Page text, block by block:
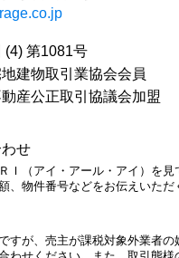
(4) 第1081号
建物取引業協会会員
産公正取引協議会加盟
せ
Ｉ（アイ・アール・アイ）を見
、物件番号などをお伝えいただ
すが、売主が課税対象外業者